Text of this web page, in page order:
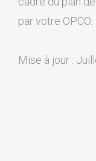
par votre OPCO.
Mise à jour :